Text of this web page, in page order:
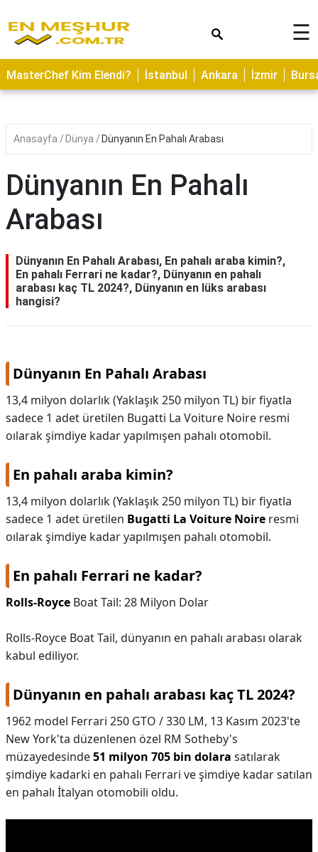
ASTROLOJİ
SAĞLIK
YERLER
BAKIMI
KAMP
ALANLARI
İLETİŞİM
☰
MasterChef Kim Elendi? İstanbul Ankara İzmir
Anasayfa Dünya Dünyanın En Pahalı Arabası
Dünyanın En Pahalı
Arabası
Dünyanın En Pahalı Arabası, En pahalı araba kimin?,
En pahalı Ferrari ne kadar?, Dünyanın en pahalı
arabası kaç TL 2024?, Dünyanın en lüks arabası
hangisi?
Dünyanın En Pahalı Arabası
13,4 milyon dolarlık (Yaklaşık 250 milyon TL) bir fiyatla
sadece 1 adet üretilen Bugatti La Voiture Noire resmi
oılarak şimdiye kadar yapılmışen pahalı otomobil.
En pahalı araba kimin?
13,4 milyon dolarlık (Yaklaşık 250 milyon TL) bir fiyatla
sadece 1 adet üretilen Bugatti La Voiture Noire resmi
oılarak şimdiye kadar yapılmışen pahalı otomobil.
En pahalı Ferrari ne kadar?
Rolls-Royce Boat Tail: 28 Milyon Dolar
Rolls-Royce Boat Tail, dünyanın en pahalı arabası olarak
kabul ediliyor.
Dünyanın en pahalı arabası kaç TL 2024?
1962 model Ferrari 250 GTO / 330 LM, 13 Kasım 2023'te
New York'ta düzenlenen özel RM Sotheby's
müzayedesinde51 milyon 705 bin dolara satılarak
şimdiye kadarki en pahalı Ferrari ve şimdiye kadar satılan
en pahalı İtalyan otomobili oldu.